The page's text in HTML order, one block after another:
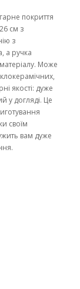
покриття
см з
з
а ручка
Може
якості: дуже
у догляді. Це
своїм
вам дуже